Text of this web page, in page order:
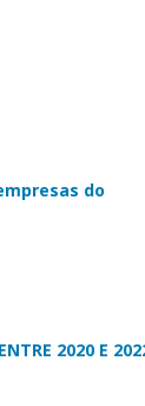
do
2020 E